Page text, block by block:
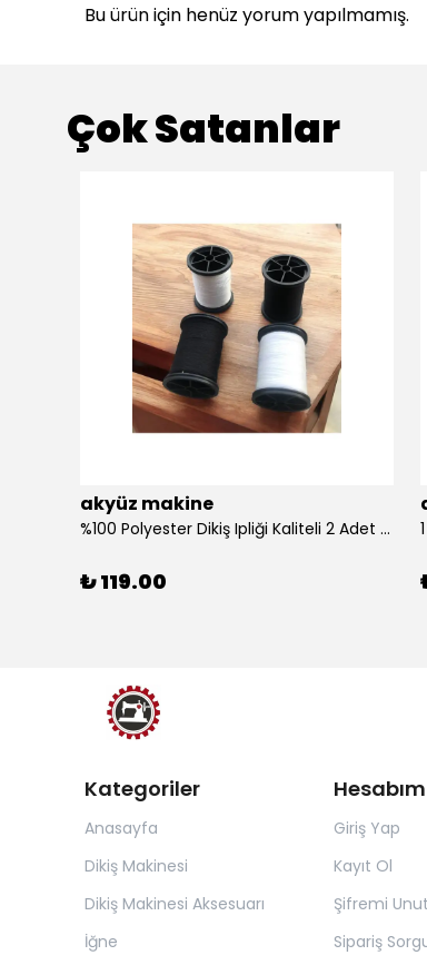
Bu ürün için henüz yorum yapılmamış.
Çok Satanlar
akyüz makine
%100 Polyester Dikiş Ipliği Kaliteli 2 Adet Farklı Makara Ip Dikiş İpi Siyah&Beyaz 2'Li Set
₺ 119.00
Kategoriler
Anasayfa
Dikiş Makinesi
Dikiş Makinesi Aksesuarı
İğne
Hesabım
Giriş Yap
Kayıt Ol
Şifremi
Sipariş